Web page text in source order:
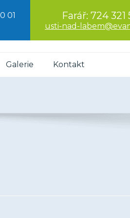
01 Farář: 724 321
usti-nad-
Galerie Kontakt